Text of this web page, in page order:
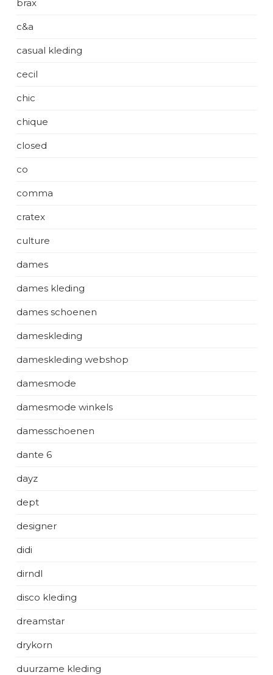
brax
c&a
casual kleding
cecil
chic
chique
closed
co
comma
cratex
culture
dames
dames kleding
dames schoenen
dameskleding
dameskleding webshop
damesmode
damesmode winkels
damesschoenen
dante 6
dayz
dept
designer
didi
dirndl
disco kleding
dreamstar
drykorn
duurzame kleding